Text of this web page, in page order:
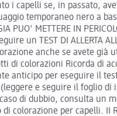
i capelli se, in passato,
temporaneo nero a
PUO' METTERE IN
un TEST DI ALLERTA
anche se avete già
di colorazioni Ricorda di
anticipo per eseguire il
e seguire il foglio di
di dubbio, consulta un
colorazione per capelli. II